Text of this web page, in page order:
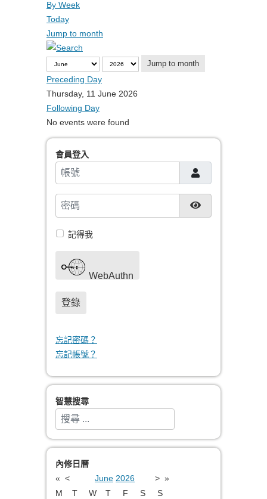
By Week
Today
Jump to month
Jump to month
Preceding Day
Thursday, 11 June 2026
Following Day
No events were found
會員登入
帳號
密碼 顯示密碼
記得我
WebAuthn
登錄
忘記密碼？
忘記帳號？
智慧搜尋
搜索
Type 2 or more characters for results.
內修日曆
« < June 2026 > »
M
T W T F S
S